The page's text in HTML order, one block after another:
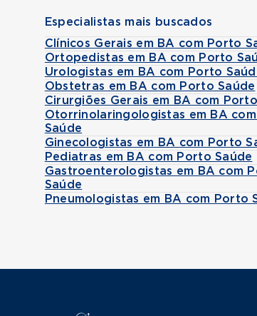
Especialistas mais buscados
Clínicos Gerais em BA com Porto
Ortopedistas em BA com Porto
Urologistas em BA com Porto
Obstetras em BA com Porto Saúde
Cirurgiões Gerais em BA com
Otorrinolaringologistas em BA
Saúde
Ginecologistas em BA com Porto
Pediatras em BA com Porto Saúde
Gastroenterologistas em BA com
Saúde
Pneumologistas em BA com Porto